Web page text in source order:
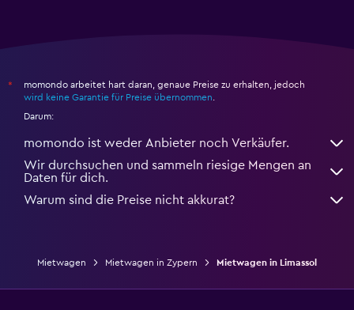
*
momondo arbeitet hart daran, genaue Preise zu erhalten, jedoch
wird keine Garantie für Preise übernommen.
Darum:
momondo ist weder Anbieter noch Verkäufer.
Wir durchsuchen und sammeln riesige Mengen an
Daten für dich.
Warum sind die Preise nicht akkurat?
Mietwagen Mietwagen in Zypern Mietwagen in Limassol